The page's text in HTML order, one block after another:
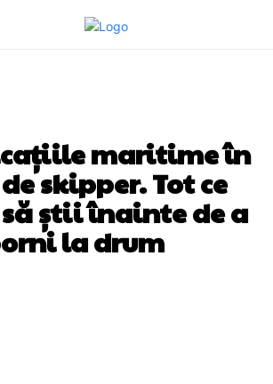
maritime în
skipper. Tot ce
știi înainte de a
la drum